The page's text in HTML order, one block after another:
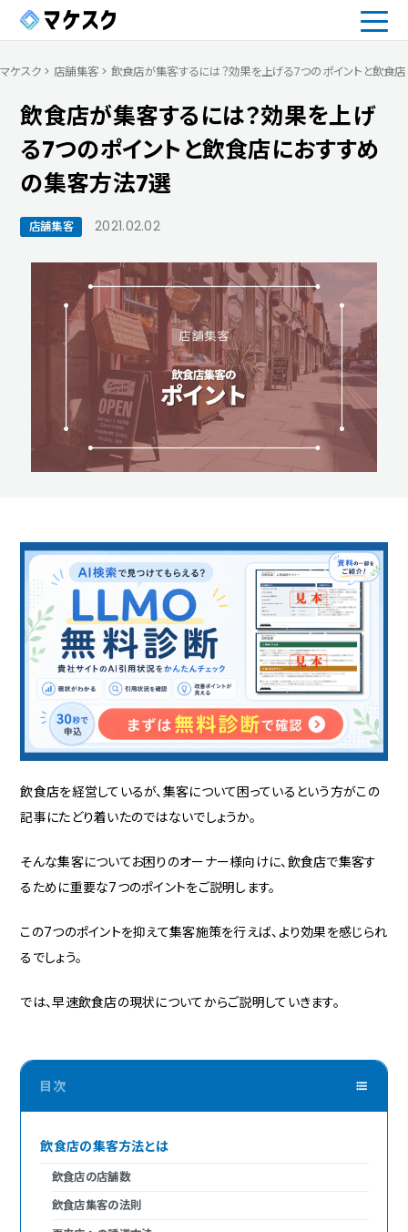
マケスク > 店舗集客 > 飲食店が集客するには？効果を上げる7つのポイントと飲食
飲食店が集客するには？効果を上げ
る7つのポイントと飲食店におすすめ
の集客方法7選
店舗集客 2021.02.02
飲食店を経営しているが、集客について困っているという方がこの
記事にたどり着いたのではないでしょうか。
そんな集客についてお困りのオーナー様向けに、飲食店で集客す
るために重要な7つのポイントをご説明します。
この7つのポイントを抑えて集客施策を行えば、より効果を感じられ
るでしょう。
では、早速飲食店の現状についてからご説明していきます。
飲食店の集客方法とは
飲食店の店舗数
飲食店集客の法則